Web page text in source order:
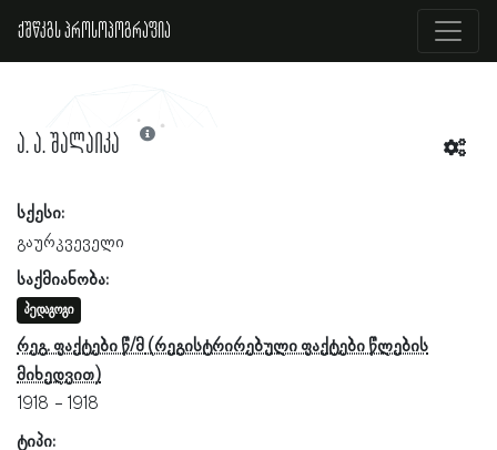
ქშწკგს პროსოპოგრაფია
ა. ა. შალაიკა
სქესი:
გაურკვეველი
საქმიანობა:
პედაგოგი
რეგ. ფაქტები წ/მ
1918
1918
ტიპი: